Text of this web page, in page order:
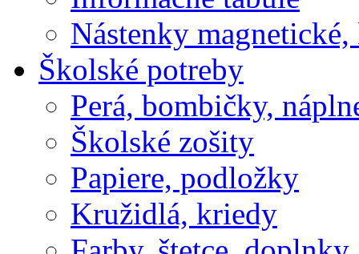
Nástenky
Školské potreby
Perá, bombičky,
Školské zošity
Papiere, podložky
Kružidlá, kriedy